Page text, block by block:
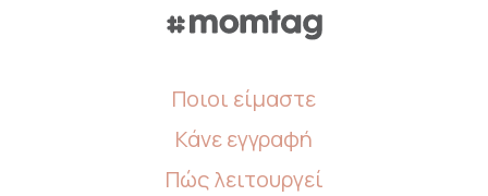
Ποιοι είμαστε
Κάνε εγγραφή
Πώς λειτουργεί